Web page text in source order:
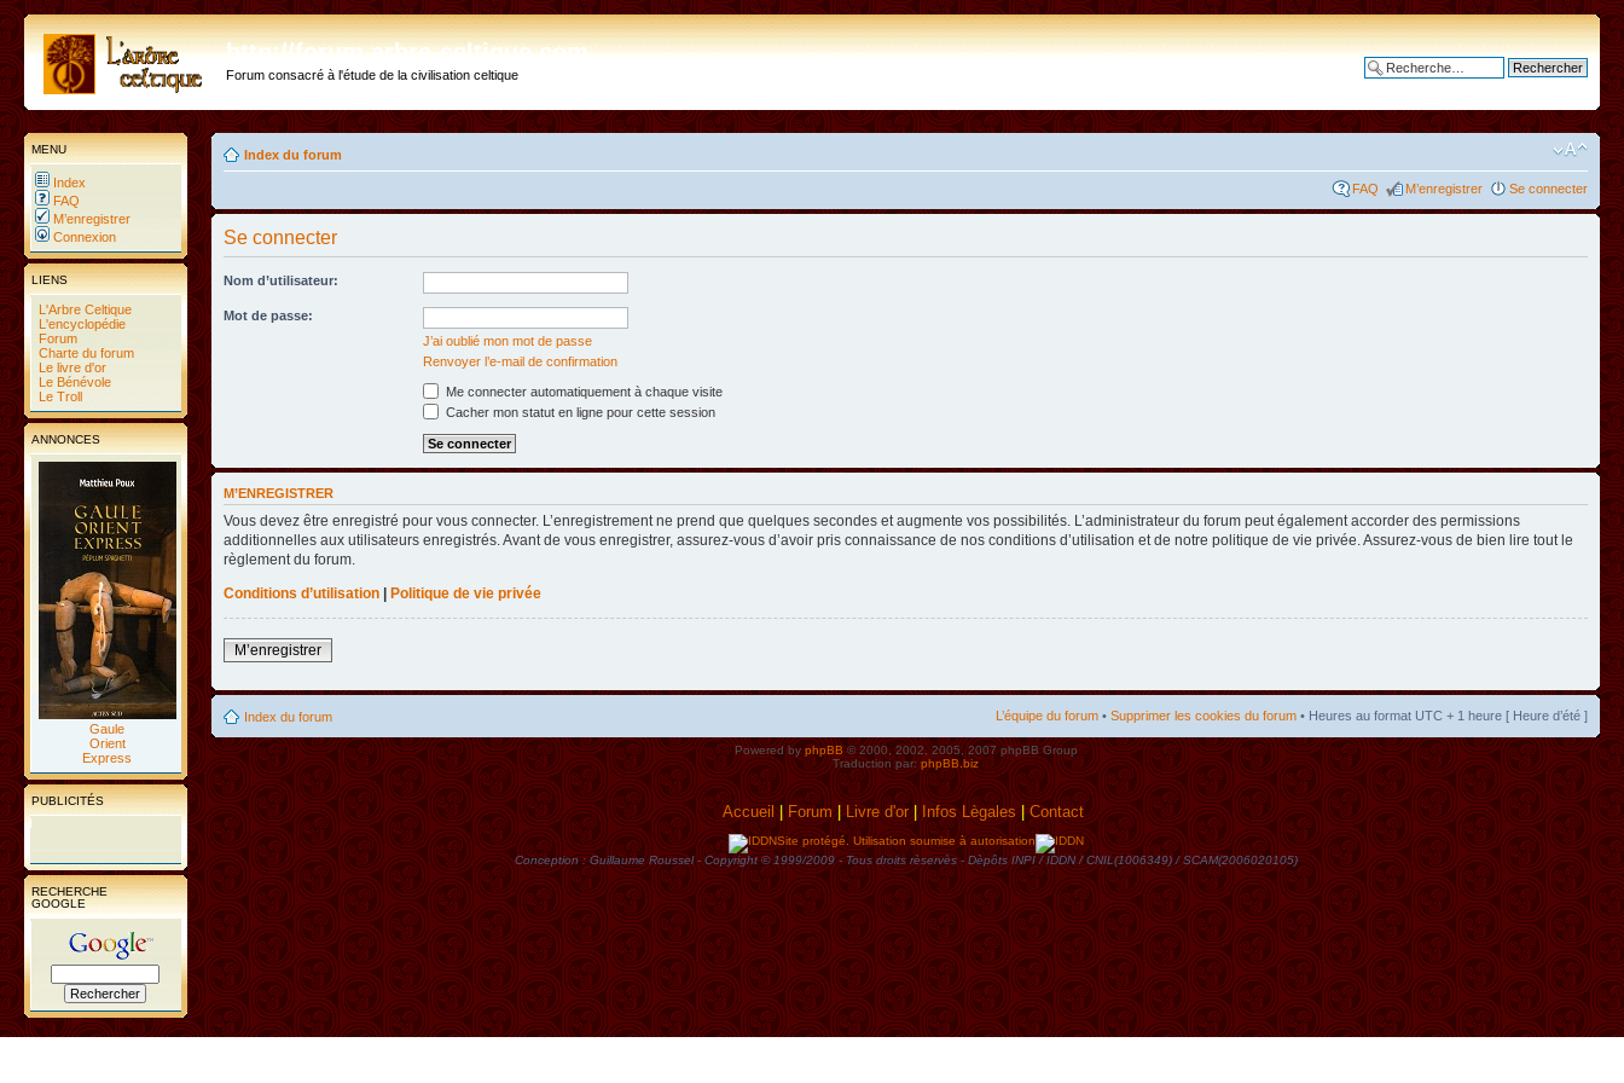
http://forum.arbre-celtique.com
Forum consacré à l'étude de la civilisation celtique
MENU
Index
FAQ
M’enregistrer
Connexion
LIENS
L'Arbre Celtique
L'encyclopédie
Forum
Charte du forum
Le livre d'or
Le Bénévole
Le Troll
ANNONCES
Gaule
Orient
Express
PUBLICITÉS
RECHERCHE
GOOGLE
Index du forum
FAQ M’enregistrer Se connecter
Se connecter
Nom d’utilisateur:
Mot de passe:
J’ai oublié mon mot de passe
Renvoyer l’e-mail de confirmation
Me connecter automatiquement à chaque visite
Cacher mon statut en ligne pour cette session
M’ENREGISTRER
Vous devez être enregistré pour vous connecter. L’enregistrement ne prend que quelques secondes et augmente vos possibilités. L’administrateur du forum peut également accorder des permissions
additionnelles aux utilisateurs enregistrés. Avant de vous enregistrer, assurez-vous d’avoir pris connaissance de nos conditions d’utilisation et de notre politique de vie privée. Assurez-vous de bien lire tout le
règlement du forum.
Conditions d’utilisation
Politique de vie privée
M’enregistrer
Index du forum L’équipe du forum • Supprimer les cookies du forum • Heures au format UTC + 1 heure [ Heure d’été ]
Powered byphpBB© 2000, 2002, 2005, 2007 phpBB Group
Traduction par:phpBB.biz
Accueil| Forum|Livre d'or|Infos Lègales|Contact
Site protégé. Utilisation soumise à autorisation
Conception : Guillaume Roussel - Copyright © 1999/2009 - Tous droits rèservès - Dèpôts INPI / IDDN / CNIL(1006349) / SCAM(2006020105)